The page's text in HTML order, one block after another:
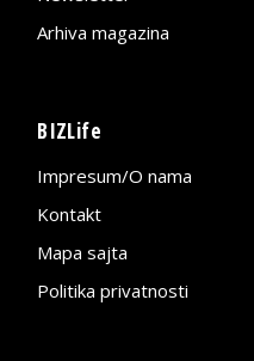
Arhiva magazina
BIZLife
Impresum/O nama
Kontakt
Mapa sajta
Politika privatnosti